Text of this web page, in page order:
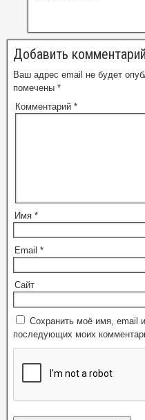
Добавить комментарий
Ваш адрес email не будет
помечены *
Комментарий *
Имя *
Email *
Сайт
Сохранить моё имя, email
последующих моих